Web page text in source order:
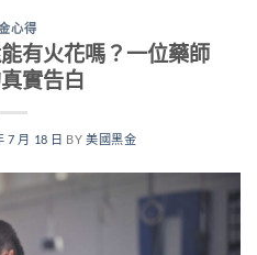
心得
有火花嗎？一位藥師
實告白
7 月 18 日 BY 美國黑金